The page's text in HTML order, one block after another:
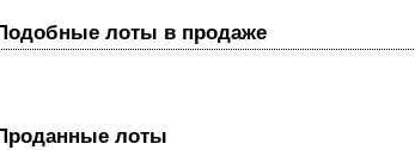
Подобные лоты в продаже
Проданные лоты